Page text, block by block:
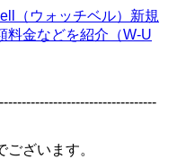
（ウォッチベル）新規
料金などを紹介（W-U
ざいます。